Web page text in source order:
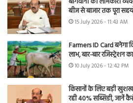
बीज से बाजार तक पूरा
15 July 2026 - 11:43 AM
Farmers ID Card बनेगा
लाभ, बार-बार
10 July 2026 - 12:42 PM
किसानों के लिए बड़ी
रही 40% सब्सिडी, जानें